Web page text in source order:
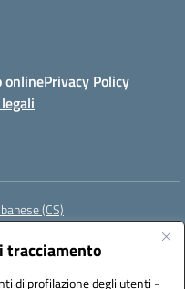
tracciamento
di profilazione degli utenti -
onlinePrivacy Policy
(CS)